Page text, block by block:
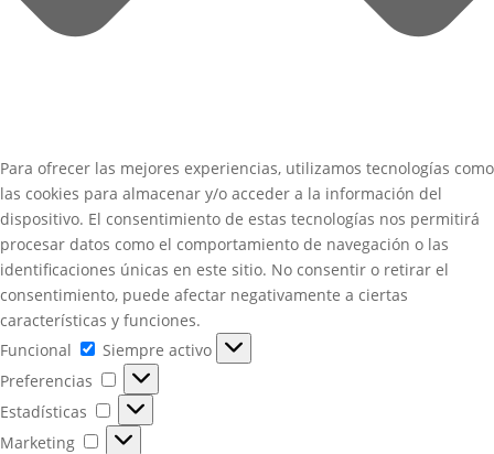
Para ofrecer las mejores experiencias, utilizamos tecnologías como
las cookies para almacenar y/o acceder a la información del
dispositivo. El consentimiento de estas tecnologías nos permitirá
procesar datos como el comportamiento de navegación o las
identificaciones únicas en este sitio. No consentir o retirar el
consentimiento, puede afectar negativamente a ciertas
características y funciones.
Funcional
Funcional
Siempre activo
Preferencias
Preferencias
Estadísticas
Estadísticas
Marketing
Marketing